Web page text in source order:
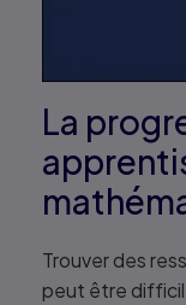
La
Trouver des
peut être